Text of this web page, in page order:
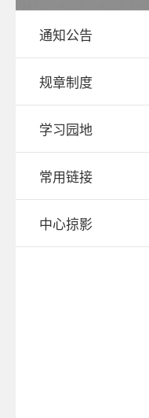
通知公告
规章制度
学习园地
常用链接
中心掠影